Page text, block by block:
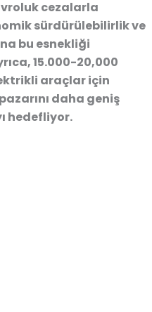
cezalarla
sürdürülebilirlikve
bu esnekliği
15.000-20,000
araçlar için
daha geniş
hedefliyor.